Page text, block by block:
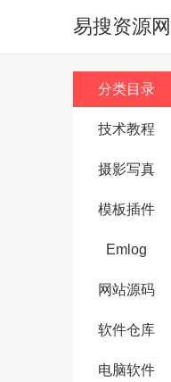
易搜资源网
分类目录
技术教程
摄影写真
模板插件
Emlog
网站源码
软件仓库
电脑软件